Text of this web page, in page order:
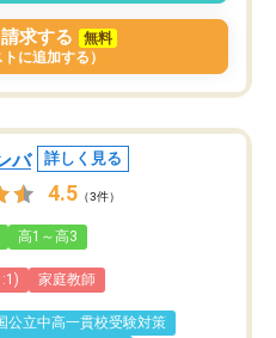
求する
無料
トに追加する）
バ 詳しく見る
4.5 （3件）
高1～高3
家庭教師
公立中高一貫校受験対策